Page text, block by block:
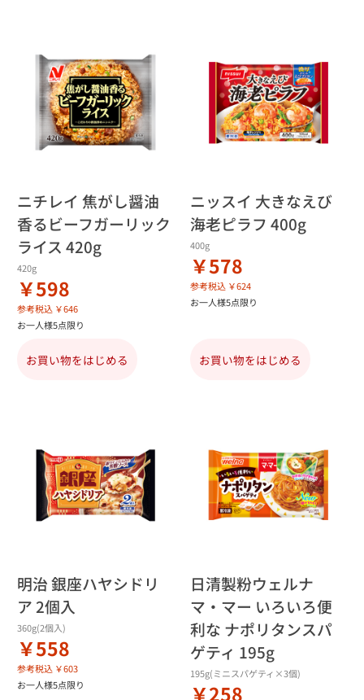
ニチレイ 焦がし醤油
香るビーフガーリック
ライス 420g
420g
￥598
参考税込 ￥646
お一人様5点限り
お買い物をはじめる
ニッスイ 大きなえび
海老ピラフ 400g
400g
￥578
参考税込 ￥624
お一人様5点限り
お買い物をはじめる
明治 銀座ハヤシドリ
ア 2個入
360g(2個入)
￥558
参考税込 ￥603
お一人様5点限り
日清製粉ウェルナ
マ・マー いろいろ便
利な ナポリタンスパ
ゲティ 195g
195g(ミニスパゲティ×3個)
￥258